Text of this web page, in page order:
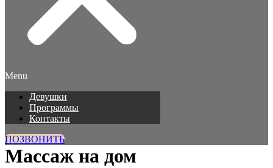
Menu
Девушки
Программы
Контакты
ПОЗВОНИТЬ
Массаж на дом